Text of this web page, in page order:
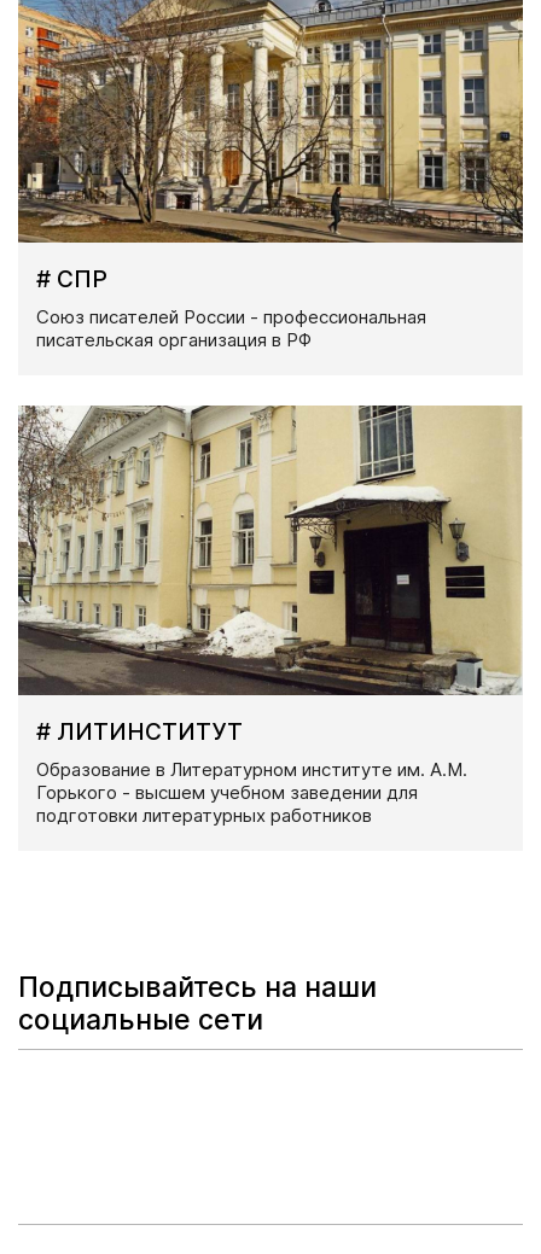
# СПР
Союз писателей России - профессиональная
писательская организация в РФ
# ЛИТИНСТИТУТ
Образование в Литературном институте им. А.М.
Горького - высшем учебном заведении для
подготовки литературных работников
Подписывайтесь на наши
социальные сети